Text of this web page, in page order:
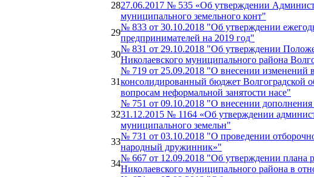
2827.06.2017 № 535 «Об утверждении
муниципального земельного конт"
29
№ 833 от 30.10.2018 "Об утверждении
предпринимателей на 2019 год"
30
№ 831 от 29.10.2018 "Об утверждении
Николаевского муниципального района
31
№ 719 от 25.09.2018 "О внесении изменений
консолидированный бюджет Волгоградской
вопросам неформальной занятости насе"
32
№ 751 от 09.10.2018 "О внесении дополнения
31.12.2015 № 1164 «Об утверждении
муниципального земельн"
33
№ 731 от 03.10.2018 "О проведении
народный дружинник»"
34
№ 667 от 12.09.2018 "Об утверждении плана
Николаевского муниципального района в